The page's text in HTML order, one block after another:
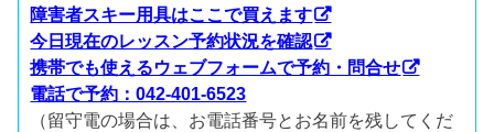
障害者スキー用具はここで買えます
今日現在のレッスン予約状況を確認
携帯でも使えるウェブフォームで予約・問合せ
電話で予約：042-401-6523
（留守電の場合は、お電話番号とお名前を残してくだ